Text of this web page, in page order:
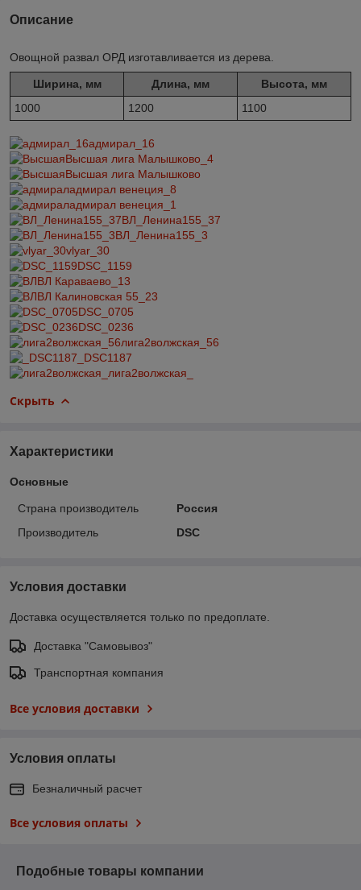
Описание
Овощной развал ОРД изготавливается из дерева.
Ширина, мм Длина, мм
Высота, мм
1000
1200 1100
адмирал_16
Высшая лига Малышково_4
Высшая лига Малышково
адмирал венеция_8
адмирал венеция_1
ВЛ_Ленина155_37
ВЛ_Ленина155_3
vlyar_30
DSC_1159
ВЛ Караваево_13
ВЛ Калиновская 55_23
DSC_0705
DSC_0236
лига2волжская_56
_DSC1187
лига2волжская_
Скрыть
Характеристики
Основные
Страна производитель
Россия
Производитель
DSC
Условия доставки
Доставка осуществляется только по предоплате.
Доставка "Самовывоз"
Транспортная компания
Все условия доставки
Условия оплаты
Безналичный расчет
Все условия оплаты
Подобные товары компании